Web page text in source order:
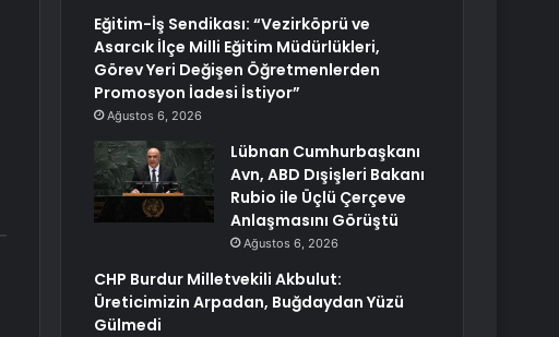
Eğitim-İş Sendikası: “Vezirköprü ve
Asarcık İlçe Milli Eğitim Müdürlükleri,
Görev Yeri Değişen Öğretmenlerden
Promosyon İadesi İstiyor”
Ağustos 6, 2026
Lübnan Cumhurbaşkanı
Avn, ABD Dışişleri Bakanı
Rubio ile Üçlü Çerçeve
Anlaşmasını Görüştü
Ağustos 6, 2026
CHP Burdur Milletvekili Akbulut:
Üreticimizin Arpadan, Buğdaydan Yüzü
Gülmedi